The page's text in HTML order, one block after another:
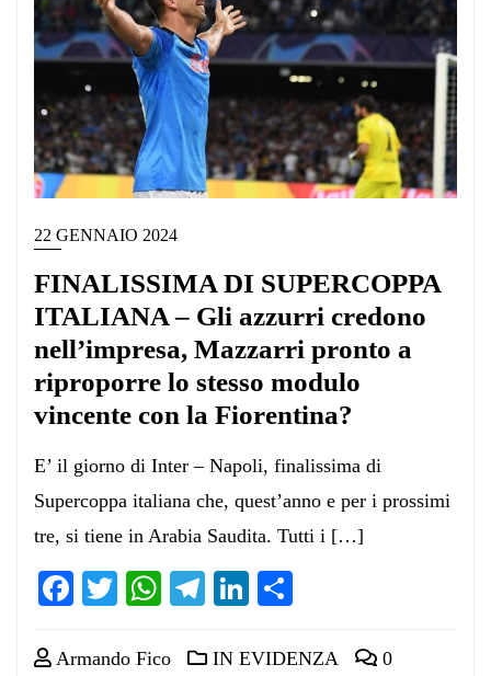
22 GENNAIO 2024
FINALISSIMA DI SUPERCOPPA
ITALIANA – Gli azzurri credono
nell’impresa, Mazzarri pronto a
riproporre lo stesso modulo
vincente con la Fiorentina?
E’ il giorno di Inter – Napoli, finalissima di
Supercoppa italiana che, quest’anno e per i prossimi
tre, si tiene in Arabia Saudita. Tutti i […]
Facebook
TwitterWhatsApp
Telegram
LinkedIn
Armando Fico IN EVIDENZA 0